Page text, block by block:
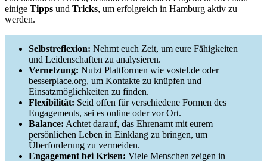
einige Tipps und Tricks, um erfolgreich in Hamburg aktiv zu
werden.
Selbstreflexion: Nehmt euch Zeit, um eure Fähigkeiten
und Leidenschaften zu analysieren.
Vernetzung: Nutzt Plattformen wie vostel.de oder
besserplace.org, um Kontakte zu knüpfen und
Einsatzmöglichkeiten zu finden.
Flexibilität: Seid offen für verschiedene Formen des
Engagements, sei es online oder vor Ort.
Balance: Achtet darauf, das Ehrenamt mit eurem
persönlichen Leben in Einklang zu bringen, um
Überforderung zu vermeiden.
Engagement bei Krisen: Viele Menschen zeigen in